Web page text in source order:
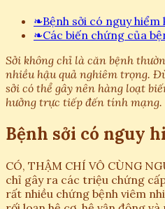
❧Bệnh sởi có nguy hiểm
❧Các biến chứng của
Sởi không chỉ là căn bệnh
nhiều hậu quả nghiêm trọng.
sởi có thể gây nên hàng loạt
hưởng trực tiếp đến tính mạng.
Bệnh sởi có nguy
CÓ, THẬM CHÍ VÔ CÙNG
chỉ gây ra các triệu chứng
rất nhiều chứng bệnh viêm